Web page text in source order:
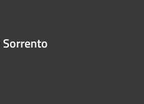
Sorrento